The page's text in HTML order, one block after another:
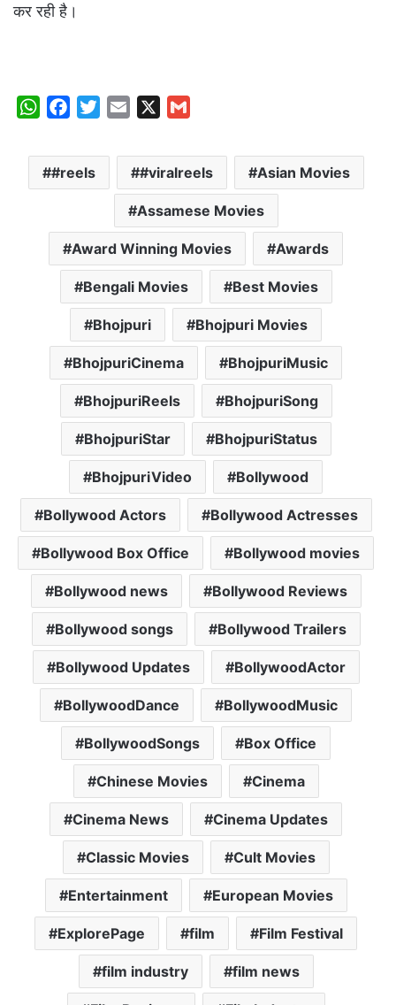
कर रही है।
W
a
t
c
e
o
k
i
r
a
i
l
a
i
l
#reels #viralreels Asian Movies
Assamese Movies
Award Winning Movies Awards
Bengali Movies Best Movies
Bhojpuri Bhojpuri Movies
BhojpuriCinema BhojpuriMusic
BhojpuriReels BhojpuriSong
BhojpuriStar BhojpuriStatus
BhojpuriVideo Bollywood
Bollywood Actors Bollywood Actresses
Bollywood Box Office Bollywood movies
Bollywood news Bollywood Reviews
Bollywood songs Bollywood Trailers
Bollywood Updates BollywoodActor
BollywoodDance BollywoodMusic
BollywoodSongs Box Office
Chinese Movies Cinema
Cinema News Cinema Updates
Classic Movies Cult Movies
Entertainment European Movies
ExplorePage film Film Festival
film industry film news